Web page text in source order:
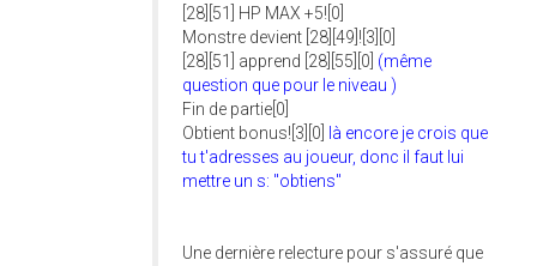
[28][51] HP MAX +5![0]
Monstre devient [28][49]![3][0]
[28][51] apprend [28][55][0] (même
question que pour le niveau )
Fin de partie[0]
Obtient bonus![3][0]
là encore je crois que
tu t'adresses au joueur, donc il faut lui
mettre un s: "obtiens"
Une dernière relecture pour s'assuré que